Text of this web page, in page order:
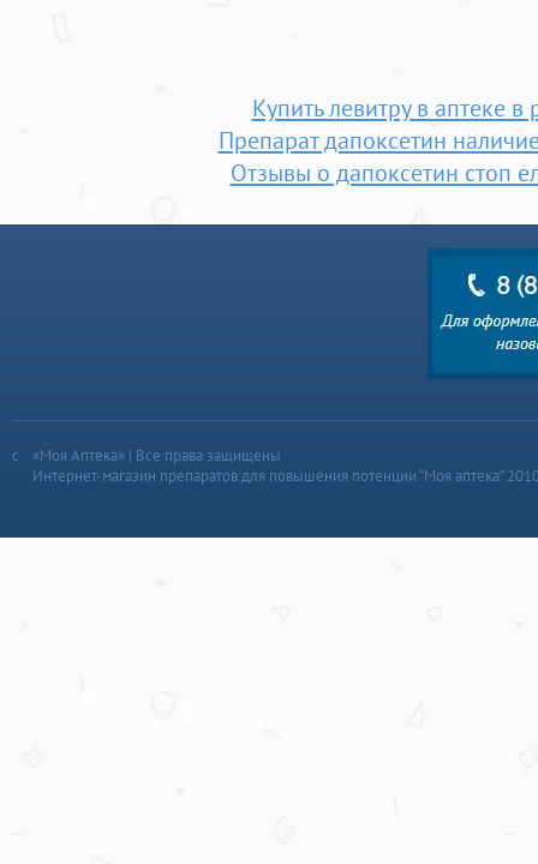
Купить левитру в аптеке в
Препарат дапоксетин
Отзывы о дапоксетин стоп
«Моя Аптека» | Все права защищены
Интернет-магазин препаратов для повышения потенции “Моя аптека”